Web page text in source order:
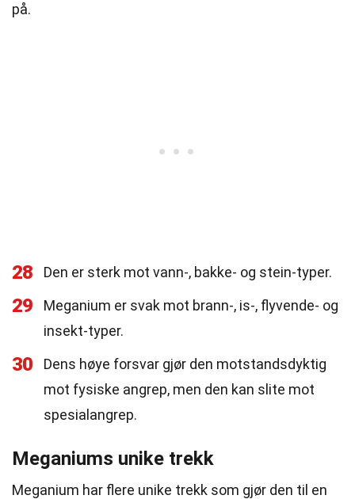
på.
28 Den er sterk mot vann-, bakke- og stein-typer.
29
Meganium er svak mot brann-, is-, flyvende- og
insekt-typer.
30
Dens høye forsvar gjør den motstandsdyktig
mot fysiske angrep, men den kan slite mot
spesialangrep.
Meganiums unike trekk
Meganium har flere unike trekk som gjør den til en